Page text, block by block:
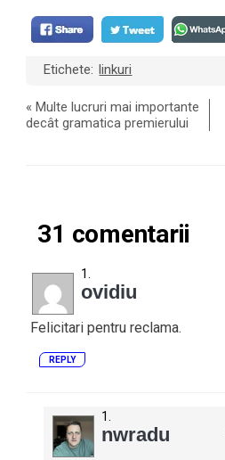
Etichete: linkuri
«Multe lucruri mai importante
decât gramatica premierului
31 comentarii
ovidiu
Felicitari pentru reclama.
REPLY
nwradu